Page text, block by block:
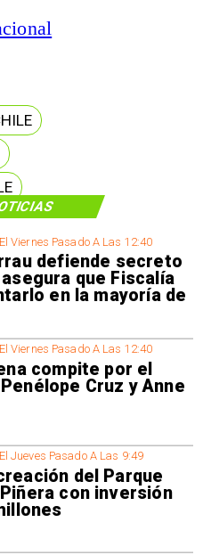
El Viernes Pasado A Las 12:40
defiende secreto
que Fiscalía
en la mayoría de
El Viernes Pasado A Las 12:40
compite por el
Cruz y Anne
El Jueves Pasado A Las 9:49
del Parque
con inversión